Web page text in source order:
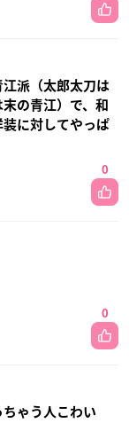
派（太郎太刀は
の青江）で、和
に対してやっぱ
0
0
ゃう人こわい